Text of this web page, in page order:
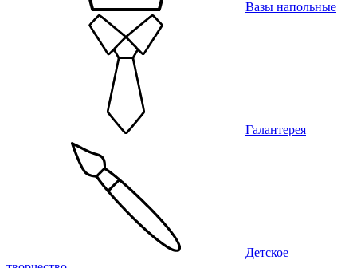
Вазы напольные
Галантерея
Детское